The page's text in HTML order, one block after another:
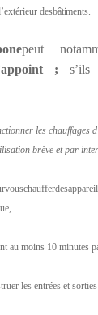
desbâtiments.
peut
; s’ils
les chauffages
brève et par
au moins 10 minutes
les entrées et